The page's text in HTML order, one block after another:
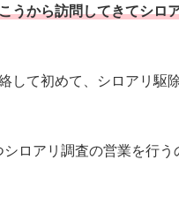
うから訪問してきてシロ
して初めて、シロアリ駆
ロアリ調査の営業を行